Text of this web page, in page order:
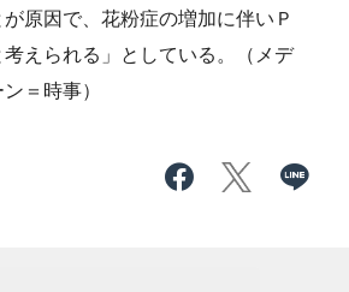
原因で、花粉症の増加に伴いＰ
考えられる」としている。（メデ
＝時事）